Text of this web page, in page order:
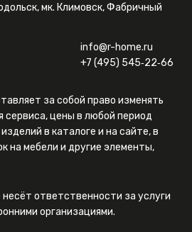
мк. Климовск, Фабричный
info@r-home.ru
+7 (495) 545‑22‑66
за собой право изменять
сервиса, цены в любой период
в каталоге и на сайте, в
на мебели и другие элементы,
ответственности за услуги
организациями.